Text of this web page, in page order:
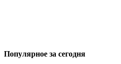
Популярное за сегодня